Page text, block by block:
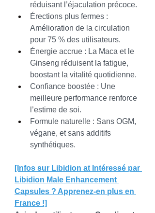
réduisant l’éjaculation précoce.
Érections plus fermes :
Amélioration de la circulation
pour 75 % des utilisateurs.
Énergie accrue : La Maca et le
Ginseng réduisent la fatigue,
boostant la vitalité quotidienne.
Confiance boostée : Une
meilleure performance renforce
l’estime de soi.
Formule naturelle : Sans OGM,
végane, et sans additifs
synthétiques.
[Infos sur Libidion at Intéressé par
Libidion Male Enhancement
Capsules ? Apprenez-en plus en
France !]